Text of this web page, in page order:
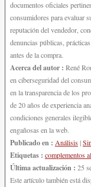
documentos oficiales
consumidores para evaluar
reputación del vendedor,
denuncias públicas,
antes de la compra.
Acerca del autor : René
en ciberseguridad del
en la transparencia de los
de 20 años de experiencia
condiciones generales
engañosas en la web.
Publicado en : Análisis|
Etiquetas : complementos
Última actualización : 25
Este artículo también está